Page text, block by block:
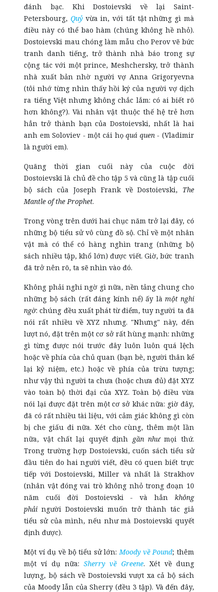
đánh bạc. Khi Dostoievski về lại Saint-
Petersbourg,Quỷ vừa in, với tất tật những gì mà
điều này có thể bao hàm (chúng không hề nhỏ).
Dostoievski mau chóng làm mẫu cho Perov vẽ bức
tranh danh tiếng, trở thành nhà báo trong sự
cộng tác với một prince, Meshchersky, trở thành
nhà xuất bản nhờ người vợ Anna Grigoryevna
(tôi nhớ từng nhìn thấy hồi ký của người vợ dịch
ra tiếng Việt nhưng không chắc lắm: có ai biết rõ
hơn không?). Vài nhân vật thuộc thế hệ trẻ hơn
hẳn trở thành bạn của Dostoievski, nhất là hai
anh em Soloviev - một cái họquá quen- (Vladimir
là người em).
Quãng thời gian cuối này của cuộc đời
Dostoievski là chủ đề cho tập 5 và cũng là tập cuối
bộ sách của Joseph Frank về Dostoievski, The
Mantle of the Prophet.
Trong vòng trên dưới hai chục năm trở lại đây, có
những bộ tiểu sử vô cùng đồ sộ. Chỉ về một nhân
vật mà có thể có hàng nghìn trang (những bộ
sách nhiều tập, khổ lớn) được viết. Giờ, bức tranh
đã trở nên rõ, ta sẽ nhìn vào đó.
Không phải nghi ngờ gì nữa, nền tảng chung cho
những bộ sách (rất đáng kính nể) ấy làmột nghi
ngờ: chúng đều xuất phát từ điểm, tuy người ta đã
nói rất nhiều về XYZ nhưng. "Nhưng" này, đến
lượt nó, đặt trên một cơ sở rất hùng mạnh: những
gì từng được nói trước đây luôn luôn quá lệch
hoặc về phía của chủ quan (bạn bè, người thân kể
lại kỷ niệm, etc.) hoặc về phía của trừu tượng;
như vậy thì người ta chưa (hoặc chưa đủ) đặt XYZ
vào toàn bộ thời đại của XYZ. Toàn bộ điều vừa
nói lại được đặt trên một cơ sở khác nữa: giờ đây,
đã có rất nhiều tài liệu, với cảm giác không gì còn
bị che giấu đi nữa. Xét cho cùng, thêm một lần
nữa, vật chất lại quyết định gần nhưmọi thứ.
Trong trường hợp Dostoievski, cuốn sách tiểu sử
đầu tiên do hai người viết, đều có quen biết trực
tiếp với Dostoievski, Miller và nhất là Strakhov
(nhân vật đóng vai trò không nhỏ trong đoạn 10
năm cuối đời Dostoievski - và hẳn không
phải người Dostoievski muốn trở thành tác giả
tiểu sử của mình, nếu như mà Dostoievski quyết
định được).
Một ví dụ về bộ tiểu sử lớn:Moody về Pound; thêm
một ví dụ nữa:Sherry về Greene. Xét về dung
lượng, bộ sách về Dostoievski vượt xa cả bộ sách
của Moody lẫn của Sherry (đều 3 tập). Và đến đây,